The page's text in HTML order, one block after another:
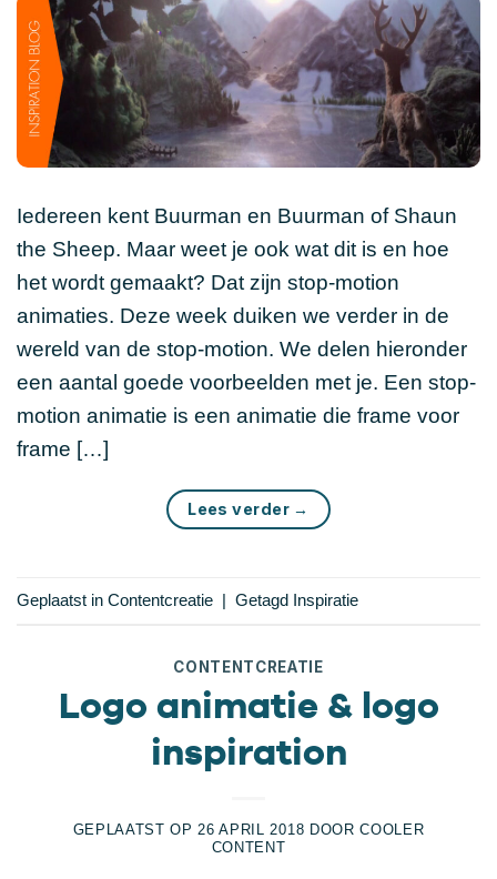
Iedereen kent Buurman en Buurman of Shaun
the Sheep. Maar weet je ook wat dit is en hoe
het wordt gemaakt? Dat zijn stop-motion
animaties. Deze week duiken we verder in de
wereld van de stop-motion. We delen hieronder
een aantal goede voorbeelden met je. Een stop-
motion animatie is een animatie die frame voor
frame […]
Lees verder →
Geplaatst in Contentcreatie | Getagd Inspiratie
CONTENTCREATIE
Logo animatie & logo
inspiration
GEPLAATST OP26 APRIL 2018 DOORCOOLER
CONTENT